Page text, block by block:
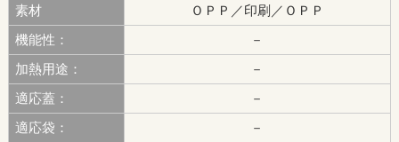
素材
ＯＰＰ／印刷／ＯＰＰ
機能性：
－
加熱用途：
－
適応蓋：
－
適応袋：
－